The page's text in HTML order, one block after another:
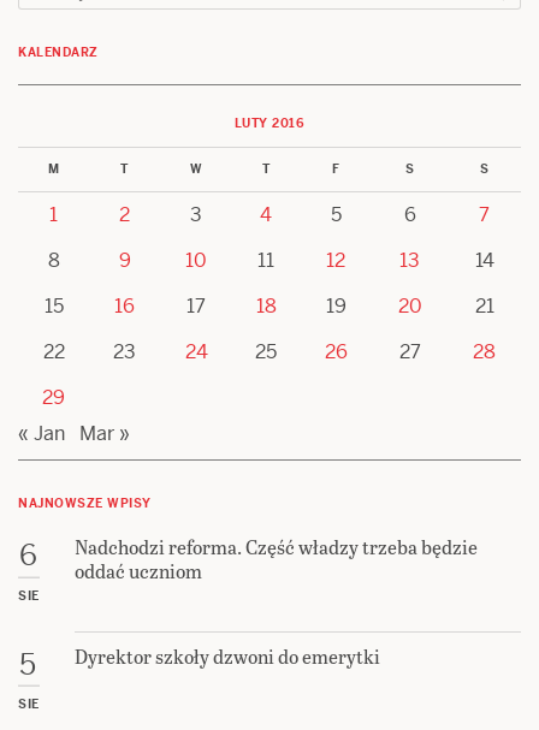
KALENDARZ
LUTY 2016
M T W T F S S
1 2 3 4 5 6
7
8
9 10 11 12 13
14
15
16 17 18 19 20
21
22
23 24 25 26 27
28
29
« Jan
Mar »
NAJNOWSZE WPISY
6
SIE
Nadchodzi reforma. Część władzy trzeba będzie
oddać uczniom
5
SIE
Dyrektor szkoły dzwoni do emerytki